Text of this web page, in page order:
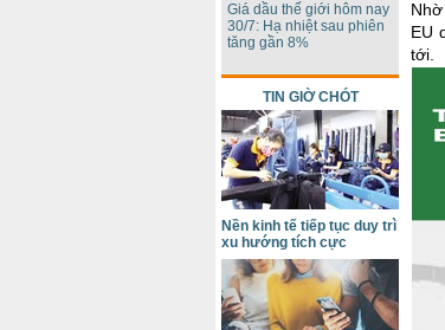
EU
tới.
Giá dầu thế giới hôm nay
30/7: Hạ nhiệt sau phiên
tăng gần 8%
TIN GIỜ CHÓT
Nền kinh tế tiếp tục duy trì
xu hướng tích cực